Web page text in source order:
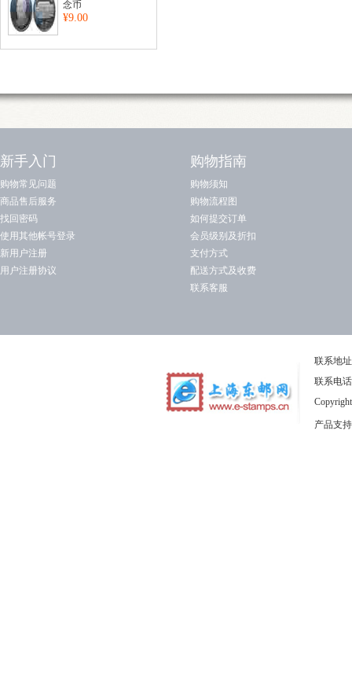
念币
¥9.00
新手入门
购物常见问题
商品售后服务
找回密码
使用其他帐号登录
新用户注册
用户注册协议
购物指南
购物须知
购物流程图
如何提交订单
会员级别及折扣
支付方式
配送方式及收费
联系客服
联系地
联系电
产品支